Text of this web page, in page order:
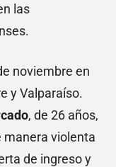
las
noviembre en
y Valparaíso.
, de 26 años,
manera violenta
de ingreso y